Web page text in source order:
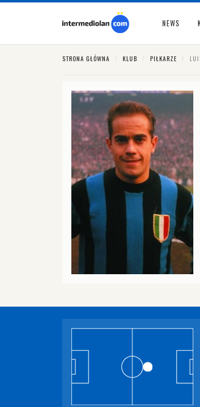
NEWS
STRONA GŁÓWNA KLUB PIŁKARZE